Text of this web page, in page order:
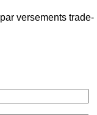
par versements trade-